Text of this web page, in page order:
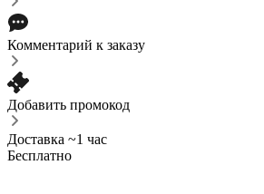
Комментарий к заказу
Добавить промокод
Доставка ~1 час
Бесплатно